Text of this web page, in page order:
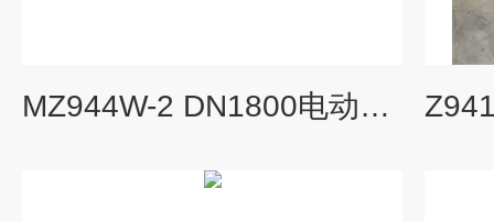
MZ944W-2 DN1800电动调节防爆燃气闸阀